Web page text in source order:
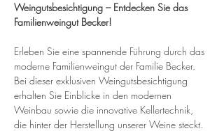
Weingutsbesichtigung – Entdecken Sie das
Familienweingut Becker!
Erleben Sie eine spannende Führung durch das
moderne Familienweingut der Familie Becker.
Bei dieser exklusiven Weingutsbesichtigung
erhalten Sie Einblicke in den modernen
Weinbau sowie die innovative Kellertechnik,
die hinter der Herstellung unserer Weine steckt.